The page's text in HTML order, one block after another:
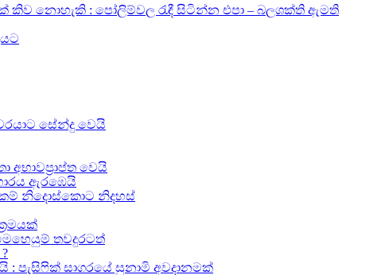
නොහැකි : පෝලිම්වල රැඳී සිටින්න එපා – බලශක්ති ඇමති
සේන්දු වෙයි
අභාවප්‍රාප්ත වෙයි
ඇරඹෙයි
නිදොස්කොට නිදහස්
තවදුරටත්
පැසිෆික් සාගරයේ සුනාමි අවදානමක්